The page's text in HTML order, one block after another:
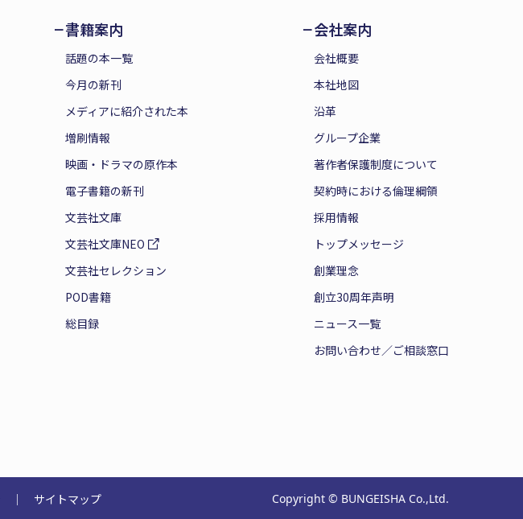
書籍案内
話題の本一覧
今月の新刊
メディアに紹介された本
増刷情報
映画・ドラマの原作本
電子書籍の新刊
文芸社文庫
文芸社文庫NEO
文芸社セレクション
POD書籍
総目録
会社案内
会社概要
本社地図
沿革
グループ企業
著作者保護制度について
契約時における倫理綱領
採用情報
トップメッセージ
創業理念
創立30周年声明
ニュース一覧
お問い合わせ／ご相談窓口
｜ サイトマップ Copyright © BUNGEISHA Co.,Ltd.